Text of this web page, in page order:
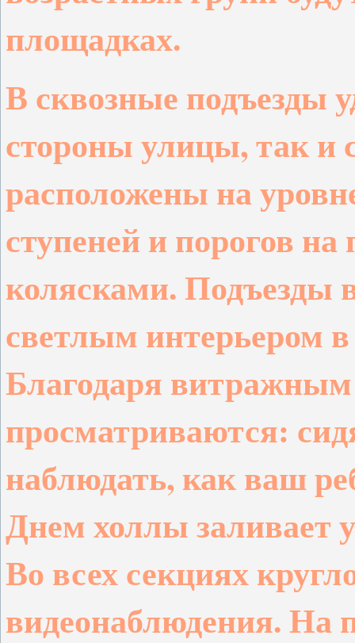
площадках.
В сквозные подъезды
стороны улицы, так и
расположены на
ступеней и порогов на
колясками. Подъезды
светлым интерьером
Благодаря
просматриваются:
наблюдать, как ваш
Днем холлы заливает
Во всех секциях
видеонаблюдения. На